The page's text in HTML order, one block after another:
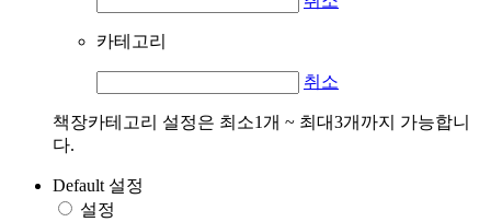
카테고리
취소
책장카테고리 설정은 최소1개 ~ 최대3개까지 가능합니
다.
Default 설정
설정